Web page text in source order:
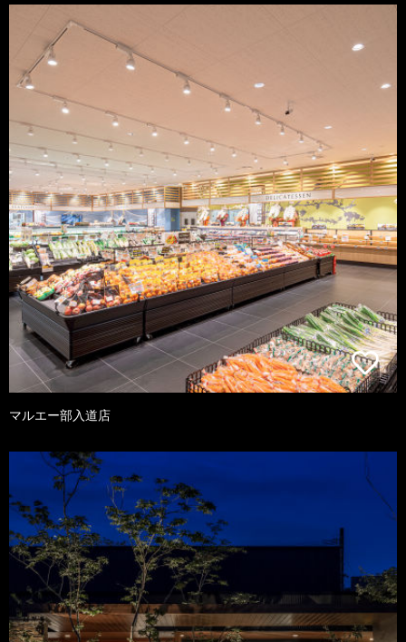
マルエー部入道店